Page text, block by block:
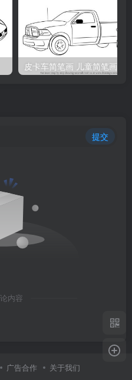
皮卡车简笔画 儿童简笔画
提交
内容
广告合作 关于我们